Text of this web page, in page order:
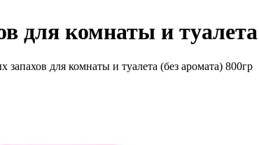
для комнаты и туалета
для комнаты и туалета (без аромата) 800гр